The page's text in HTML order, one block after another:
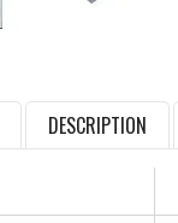
DESCRIPTION